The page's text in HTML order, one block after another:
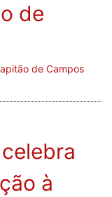
de
de Campos
à